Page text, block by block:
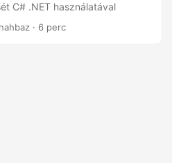
C# .NET használatával
· 6 perc